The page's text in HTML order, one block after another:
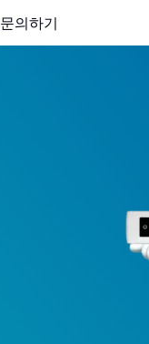
문의하기